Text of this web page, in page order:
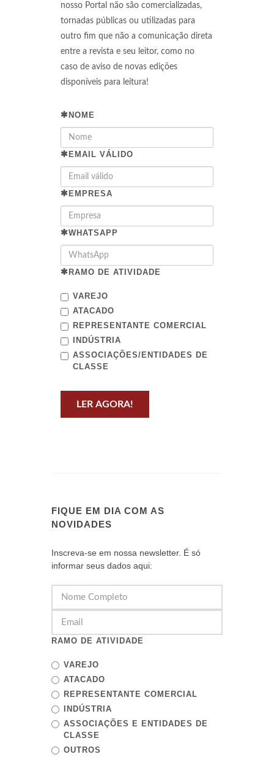
nosso Portal não são comercializadas,
tornadas públicas ou utilizadas para
outro fim que não a comunicação direta
entre a revista e seu leitor, como no
caso de aviso de novas edições
disponíveis para leitura!
NOME
EMAIL VÁLIDO
EMPRESA
WHATSAPP
RAMO DE ATIVIDADE
VAREJO
ATACADO
REPRESENTANTE COMERCIAL
INDÚSTRIA
ASSOCIAÇÕES/ENTIDADES DE
CLASSE
LER AGORA!
FIQUE EM DIA COM AS
NOVIDADES
Inscreva-se em nossa newsletter. É só
informar seus dados aqui:
RAMO DE ATIVIDADE
VAREJO
ATACADO
REPRESENTANTE COMERCIAL
INDÚSTRIA
ASSOCIAÇÕES E ENTIDADES DE
CLASSE
OUTROS